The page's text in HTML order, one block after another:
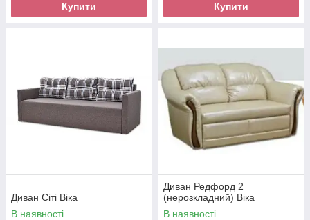
Купити Купити
Диван Сіті Віка
В наявності
Диван Редфорд 2
(нерозкладний) Віка
В наявності